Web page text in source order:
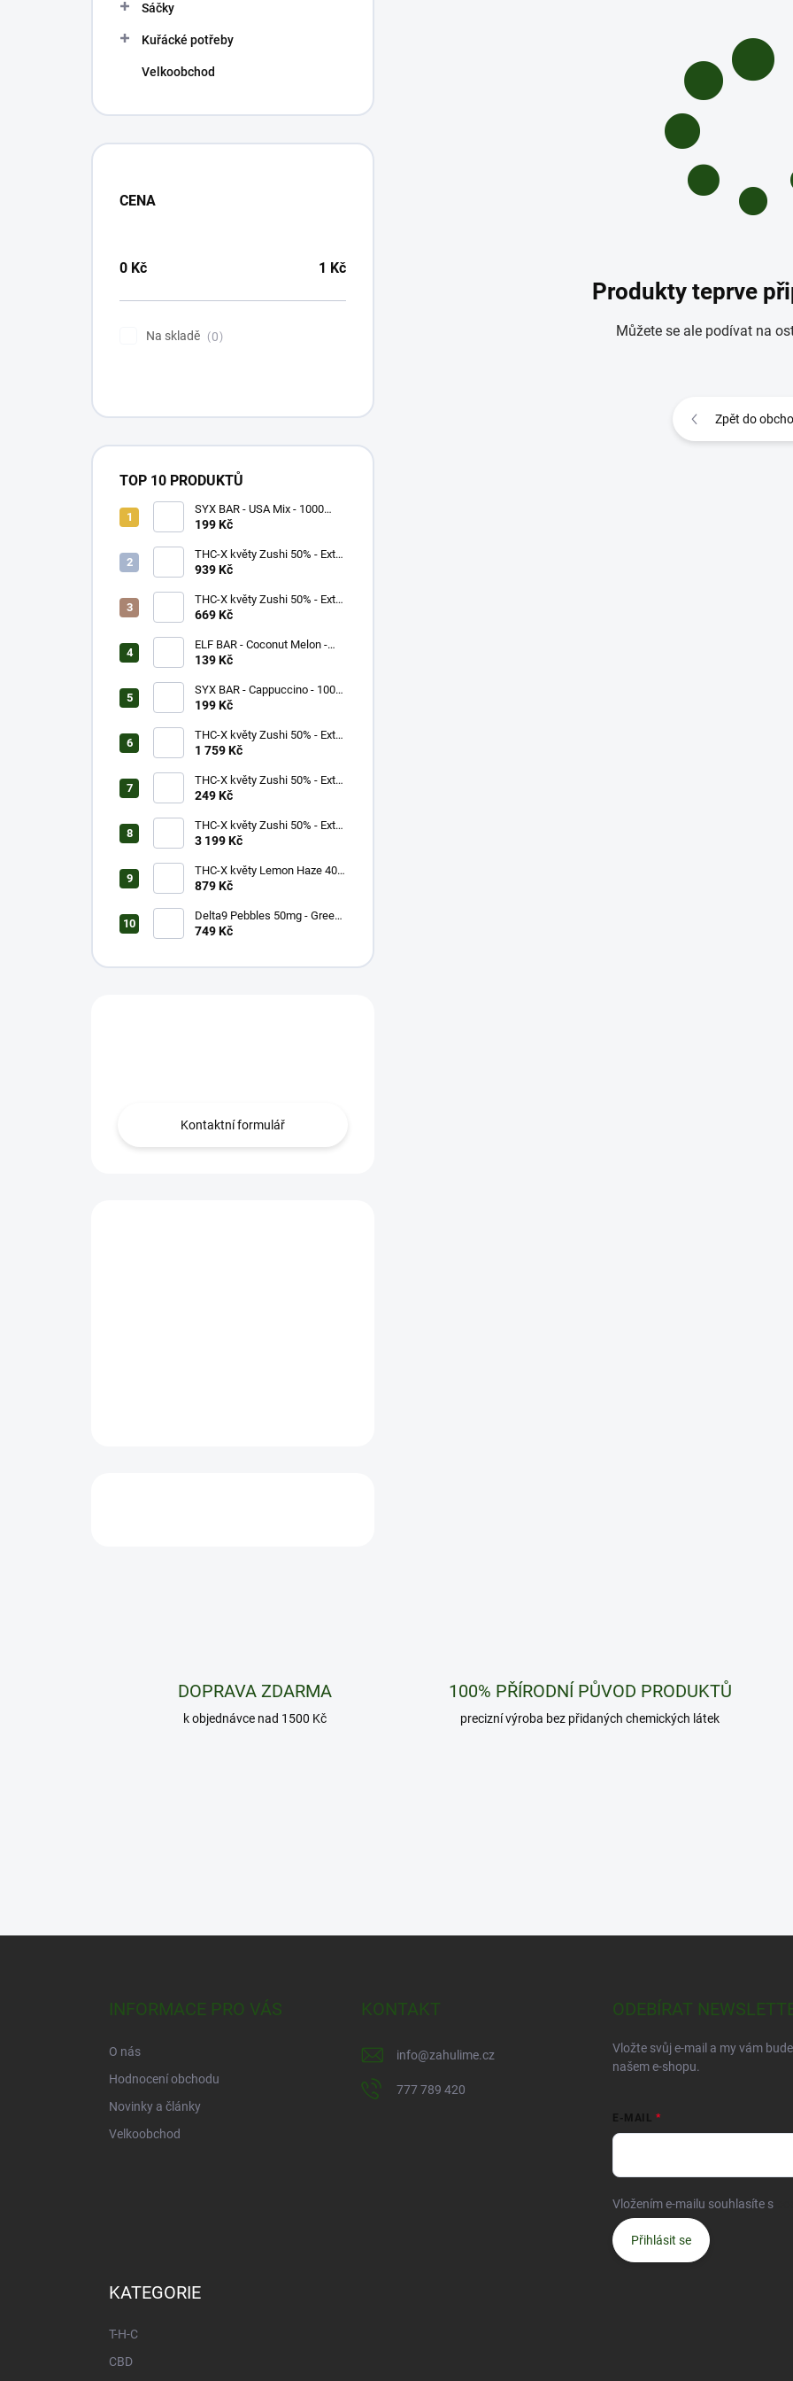
Sáčky
Kuřácké potřeby
Velkoobchod
CENA
0 Kč 1 Kč
Na skladě 0
TOP 10 PRODUKTŮ
SYX BAR - USA Mix - 1000
potáhnutí - 16,5mg
199 Kč
THC-X květy Zushi 50% - Extra
Strong (5g)
939 Kč
THC-X květy Zushi 50% - Extra
Strong (3g)
669 Kč
ELF BAR - Coconut Melon -
600 potáhnutí - 20mg
139 Kč
SYX BAR - Cappuccino - 1000
potáhnutí - 16,5mg
199 Kč
THC-X květy Zushi 50% - Extra
Strong (10g)
1 759 Kč
THC-X květy Zushi 50% - Extra
Strong (1g)
249 Kč
THC-X květy Zushi 50% - Extra
Strong (20g)
3 199 Kč
THC-X květy Lemon Haze 40%
(5g)
879 Kč
Delta9 Pebbles 50mg - Green
Apple (1 balení)
749 Kč
Kontaktní formulář
Produkty teprve
Můžete se ale podívat na
Zpět do
DOPRAVA ZDARMA
k objednávce nad 1500 Kč
100% PŘÍRODNÍ PŮVOD PRODUKTŮ
precizní výroba bez přidaných chemických látek
INFORMACE PRO VÁS
O nás
Hodnocení obchodu
Novinky a články
Velkoobchod
KONTAKT
info@zahulime.cz
777 789 420
ODEBÍRAT
Vložte svůj e-mail a my vám
našem e-shopu.
E-MAIL
Vložením e-mailu souhlasíte s
Přihlásit se
KATEGORIE
T-H-C
CBD